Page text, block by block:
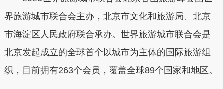
界旅游城市联合会主办，北京市文化和旅游局、北京
市海淀区人民政府联合承办。世界旅游城市联合会是
北京发起成立的全球首个以城市为主体的国际旅游组
织，目前拥有263个会员，覆盖全球89个国家和地区。